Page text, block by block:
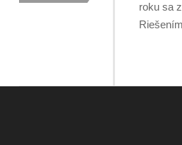
roku sa